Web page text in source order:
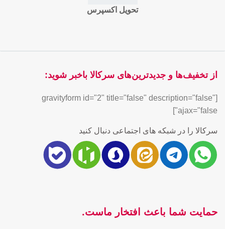
تحویل اکسپرس
از تخفیف‌ها و جدیدترین‌های سرکالا باخبر شوید:
[gravityform id="2" title="false" description="false"
ajax="false"]
سرکالا را در شبکه های اجتماعی دنبال کنید
حمایت شما باعث افتخار ماست.